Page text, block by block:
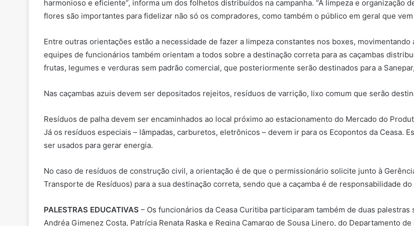
harmonioso e eficiente”, informa um dos folhetos distribuídos na campanha. “A limpeza e organização
flores são importantes para fidelizar não só os compradores, como também o público em geral que vem
Entre outras orientações estão a necessidade de fazer a limpeza constantes nos boxes,
equipes de funcionários também orientam a todos sobre a destinação correta para as caçambas
frutas, legumes e verduras sem padrão comercial, que posteriormente serão destinados para a
Nas caçambas azuis devem ser depositados rejeitos, resíduos de varrição, lixo comum que serão
Resíduos de palha devem ser encaminhados ao local próximo ao estacionamento do Mercado do
Já os resíduos especiais – lâmpadas, carburetos, eletrônicos – devem ir para os Ecopontos da Ceasa.
ser usados para gerar energia.
No caso de resíduos de construção civil, a orientação é de que o permissionário solicite junto à
Transporte de Resíduos) para a sua destinação correta, sendo que a caçamba é de responsabilidade
PALESTRAS EDUCATIVAS – Os funcionários da Ceasa Curitiba participaram também de duas
Andréa Gimenez Costa, Patrícia Renata Raska e Regina Camargo de Sousa Linero, do Departamento